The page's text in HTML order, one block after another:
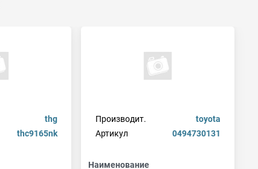
thg
thc9165nk
Производит.
toyota
Артикул
0494730131
Наименование